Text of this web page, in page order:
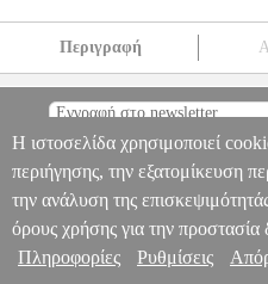
Περιγραφή
MSC.607692 HAL
ΒΙΒΛΙΑ ΞΕΝΗ ΜΟΥΣΙΚΗ THE
Πληροφορίες & Υπηρεσίες
Η ιστοσελίδα χρησιμοποιεί
περιήγησης, την εξατομίκευση
την ανάλυση της
όρους χρήσης για την
Πληροφορίες
Ρυθμίσεις